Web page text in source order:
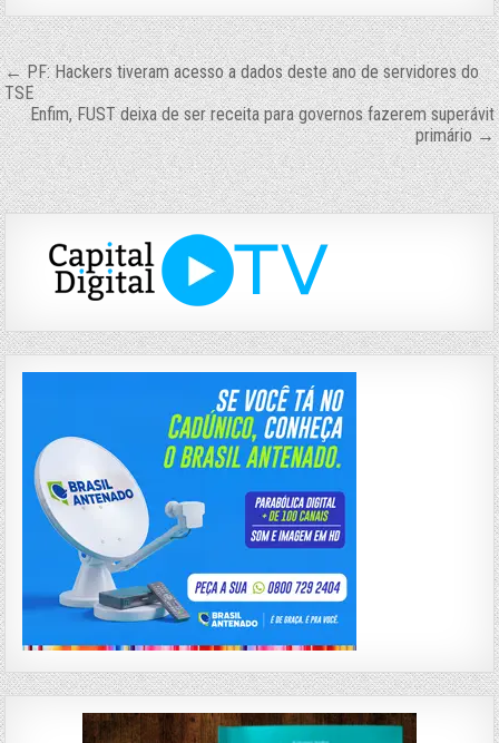
Navegação
de
Post
← PF: Hackers tiveram acesso a dados deste ano de servidores do
TSE
Enfim, FUST deixa de ser receita para governos fazerem superávit
primário →